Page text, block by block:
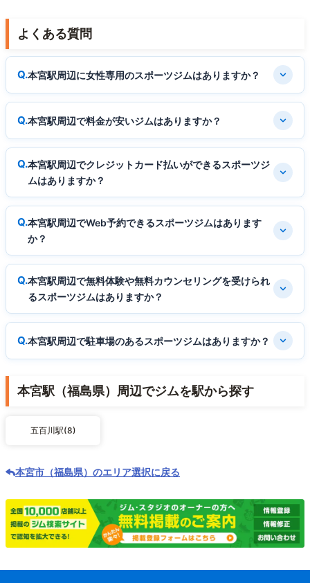
よくある質問
本宮駅周辺に女性専用のスポーツジムはありますか？
本宮駅周辺で料金が安いジムはありますか？
本宮駅周辺でクレジットカード払いができるスポーツジ
ムはありますか？
本宮駅周辺でWeb予約できるスポーツジムはあります
か？
本宮駅周辺で無料体験や無料カウンセリングを受けられ
るスポーツジムはありますか？
本宮駅周辺で駐車場のあるスポーツジムはありますか？
本宮駅（福島県）周辺でジムを駅から探す
五百川駅(8)
本宮市（福島県）のエリア選択に戻る